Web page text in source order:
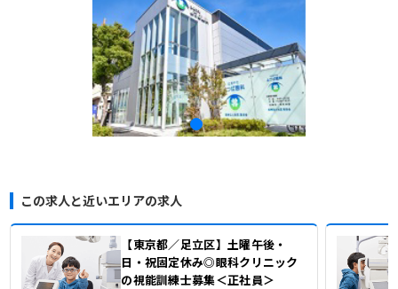
この求人と近いエリアの求人
【東京都／足立区】土曜午後・
日・祝固定休み◎眼科クリニック
の視能訓練士募集＜正社員＞